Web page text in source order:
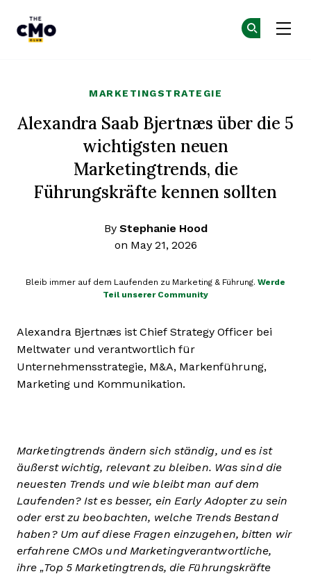
MARKETINGSTRATEGIE
Alexandra Saab Bjertnæs über die 5
wichtigsten neuen
Marketingtrends, die
Führungskräfte kennen sollten
By Stephanie Hood
on May 21, 2026
Bleib immer auf dem Laufenden zu Marketing & Führung. Werde
Teil unserer Community
Alexandra Bjertnæs ist Chief Strategy Officer bei
Meltwater und verantwortlich für
Unternehmensstrategie, M&A, Markenführung,
Marketing und Kommunikation.
Marketingtrends ändern sich ständig, und es ist
äußerst wichtig, relevant zu bleiben. Was sind die
neuesten Trends und wie bleibt man auf dem
Laufenden? Ist es besser, ein Early Adopter zu sein
oder erst zu beobachten, welche Trends Bestand
haben? Um auf diese Fragen einzugehen, bitten wir
erfahrene CMOs und Marketingverantwortliche,
ihre „Top 5 Marketingtrends, die Führungskräfte